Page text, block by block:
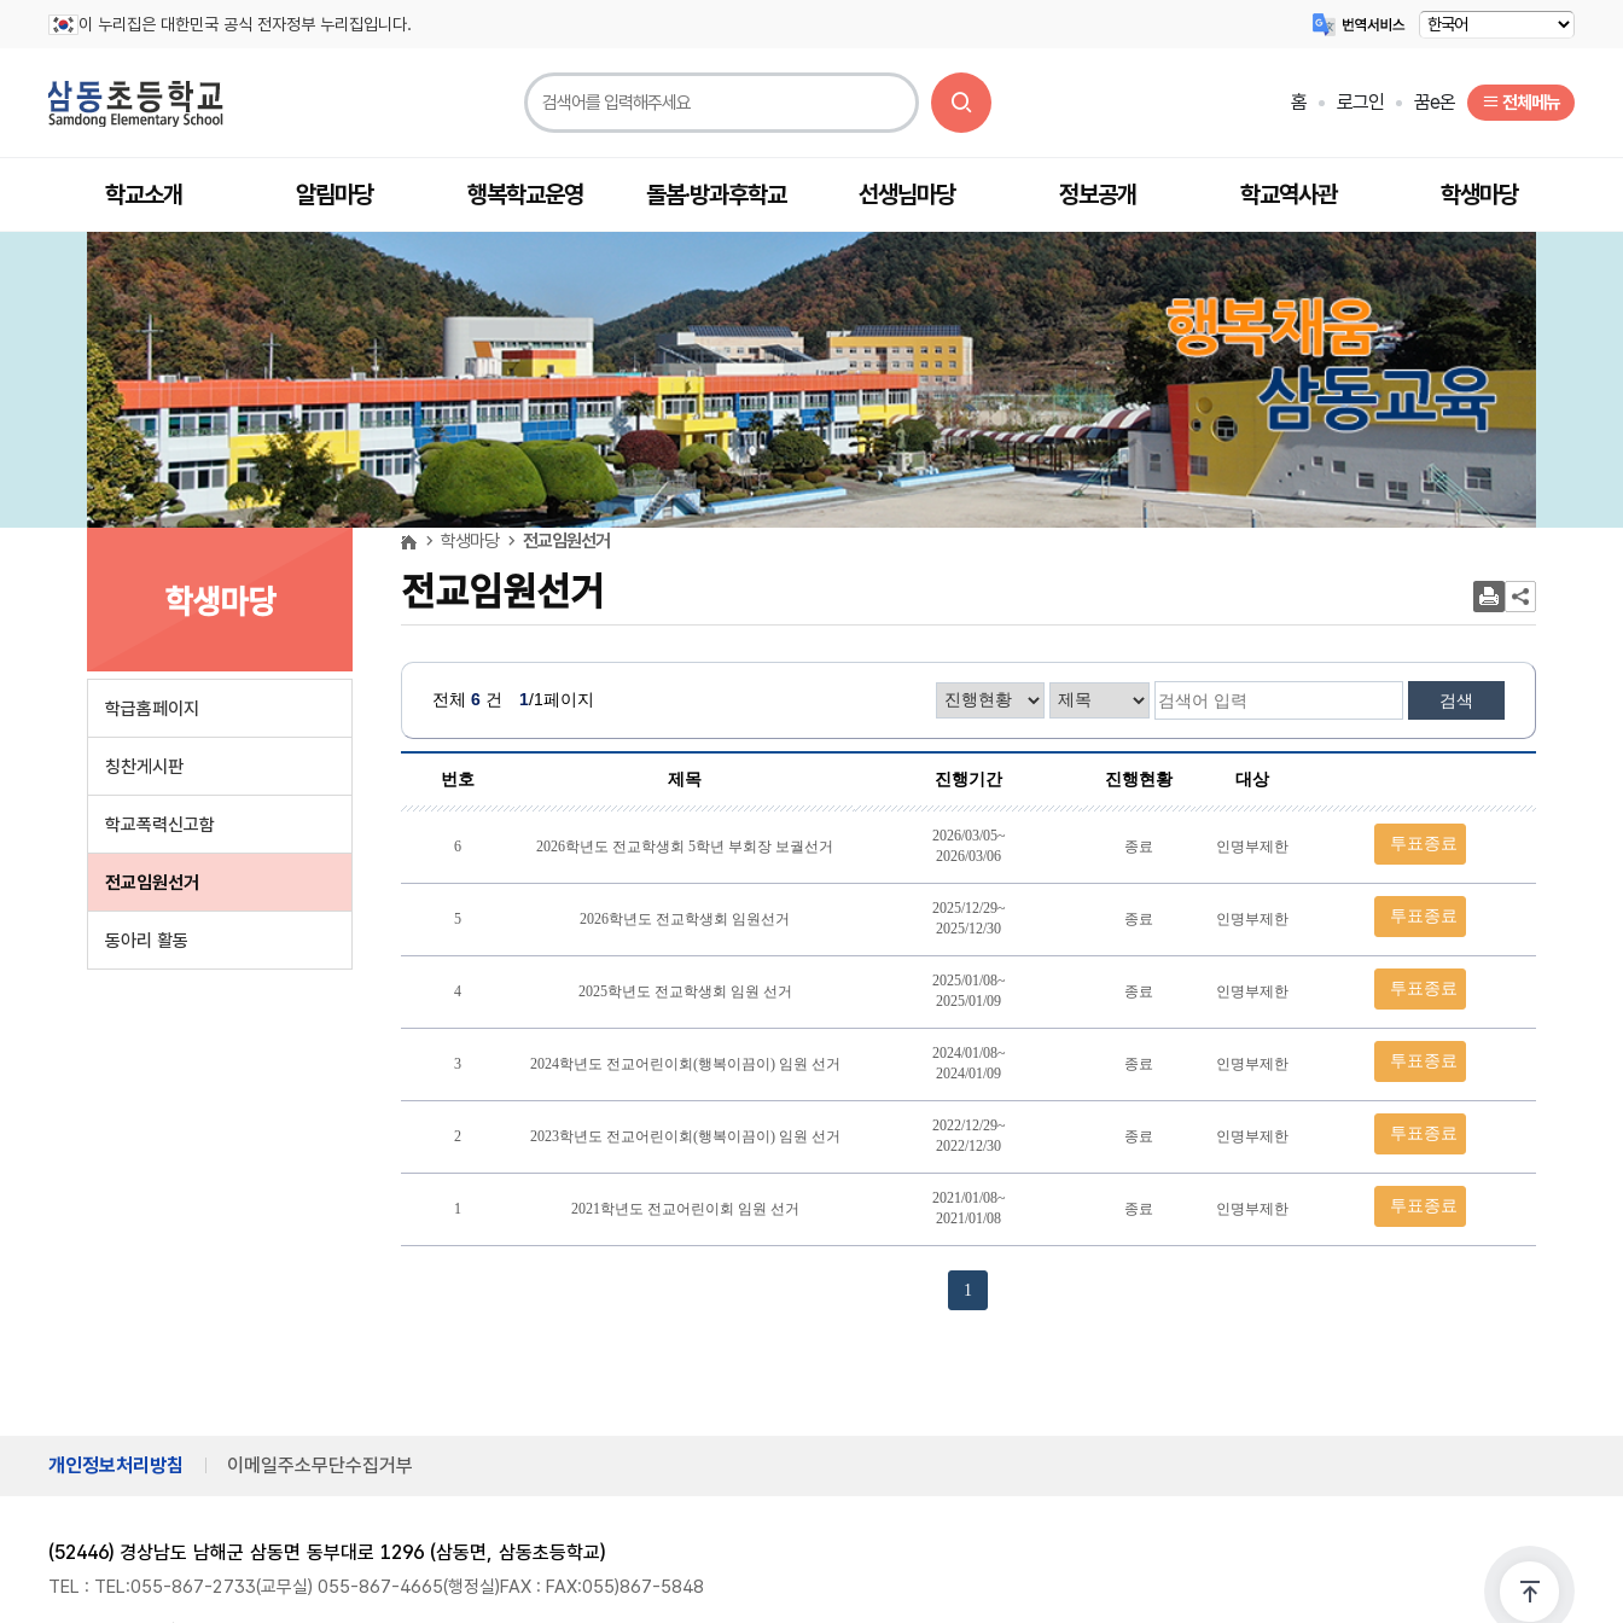
이 누리집은 대한민국 공식 전자정부 누리집입니다.
홈 로그인 꿈e온 전체메뉴
학교소개 알림마당 행복학교운영 돌봄·방과후학교 선생님마당 정보공개 학교역사관 학생마당
학생마당
학급홈페이지
칭찬게시판
학교폭력신고함
전교임원선거
동아리 활동
학생마당 전교임원선거
전교임원선거
전체 6 건 1/1페이지 검색
번호 제목 진행기간 진행현황 대상
6 2026학년도 전교학생회 5학년 부회장 보궐선거
2026/03/05~
2026/03/06
종료 인명부제한 투표종료
5 2026학년도 전교학생회 임원선거
2025/12/29~
2025/12/30
종료 인명부제한 투표종료
4 2025학년도 전교학생회 임원 선거
2025/01/08~
2025/01/09
종료 인명부제한 투표종료
3 2024학년도 전교어린이회(행복이끔이) 임원 선거
2024/01/08~
2024/01/09
종료 인명부제한 투표종료
2 2023학년도 전교어린이회(행복이끔이) 임원 선거
2022/12/29~
2022/12/30
종료 인명부제한 투표종료
1 2021학년도 전교어린이회 임원 선거
2021/01/08~
2021/01/08
종료 인명부제한 투표종료
1
개인정보처리방침 이메일주소무단수집거부
(52446) 경상남도 남해군 삼동면 동부대로 1296 (삼동면, 삼동초등학교)
TEL : TEL:055-867-2733(교무실) 055-867-4665(행정실)FAX : FAX:055)867-5848